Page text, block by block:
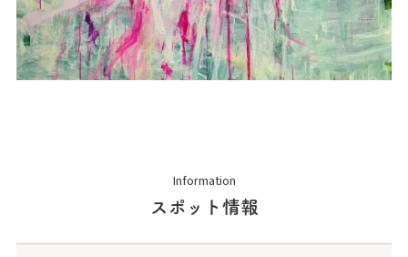
Information
スポット情報